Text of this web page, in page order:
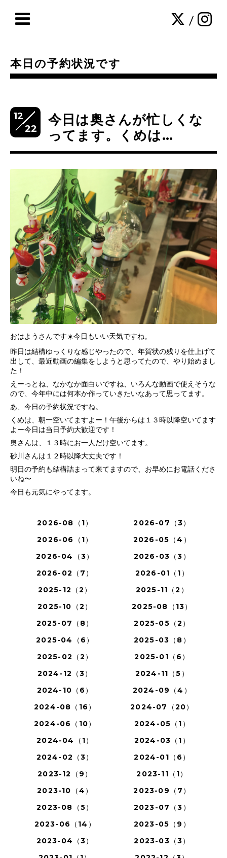
/
本日の予約状況です
12
22
今日は奥さんが忙しくな
ってます。くめは…
おはようさんです☀️今日もいい天気ですね。
昨日は結構ゆっくりな感じやったので、年賀状の残りを仕上げて
出して、最近動画の編集をしようと思ってたので、やり始めまし
た！
えーっとね、なかなか面白いですね、いろんな動画で使えそうな
ので、今年中には何本か作っていきたいなあって思ってます。
あ、今日の予約状況ですね。
くめは、朝一空いてますよー！午後からは１３時以降空いてます
よー今日は当日予約大歓迎です！
奥さんは、１３時にお一人だけ空いてます。
砂川さんは１２時以降大丈夫です！
明日の予約も結構詰まって来てますので、お早めにお電話くださ
いね〜
今日も元気にやってます。
2026-08（1）
2026-07（3）
2026-06（1）
2026-05（4）
2026-04（3）
2026-03（3）
2026-02（7）
2026-01（1）
2025-12（2）
2025-11（2）
2025-10（2）
2025-08（13）
2025-07（8）
2025-05（2）
2025-04（6）
2025-03（8）
2025-02（2）
2025-01（6）
2024-12（3）
2024-11（5）
2024-10（6）
2024-09（4）
2024-08（16）
2024-07（20）
2024-06（10）
2024-05（1）
2024-04（1）
2024-03（1）
2024-02（3）
2024-01（6）
2023-12（9）
2023-11（1）
2023-10（4）
2023-09（7）
2023-08（5）
2023-07（3）
2023-06（14）
2023-05（9）
2023-04（3）
2023-03（3）